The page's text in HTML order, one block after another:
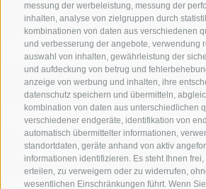
messung der werbeleistung, messung der
inhalten, analyse von zielgruppen durch
kombinationen von daten aus verschiedenen
und verbesserung der angebote, verwendung
auswahl von inhalten, gewährleistung der
und aufdeckung von betrug und
anzeige von werbung und inhalten, ihre
datenschutz speichern und übermitteln,
kombination von daten aus unterschiedlichen
verschiedener endgeräte, identifikation von
automatisch übermittelter informationen,
standortdaten, geräte anhand von aktiv
informationen identifizieren. Es steht Ihnen
erteilen, zu verweigern oder zu widerrufen,
wesentlichen Einschränkungen führt. Wenn
Anreise
Abreise
Feriengebiet